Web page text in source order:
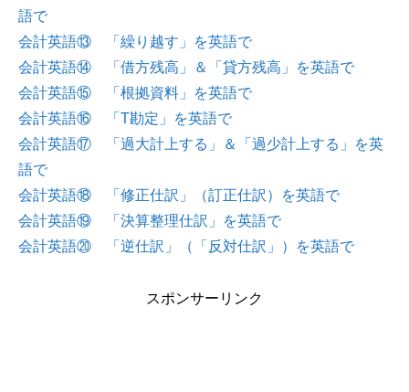
語で
会計英語⑬ 「繰り越す」を英語で
会計英語⑭ 「借方残高」＆「貸方残高」を英語で
会計英語⑮ 「根拠資料」を英語で
会計英語⑯ 「T勘定」を英語で
会計英語⑰ 「過大計上する」＆「過少計上する」を英
語で
会計英語⑱ 「修正仕訳」（訂正仕訳）を英語で
会計英語⑲ 「決算整理仕訳」を英語で
会計英語⑳ 「逆仕訳」（「反対仕訳」）を英語で
スポンサーリンク